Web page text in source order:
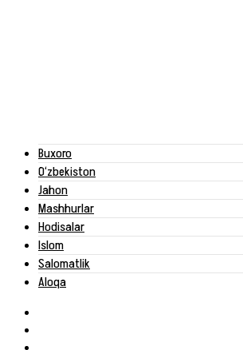
Buxoro
O‘zbekiston
Jahon
Mashhurlar
Hodisalar
Islom
Salomatlik
Aloqa